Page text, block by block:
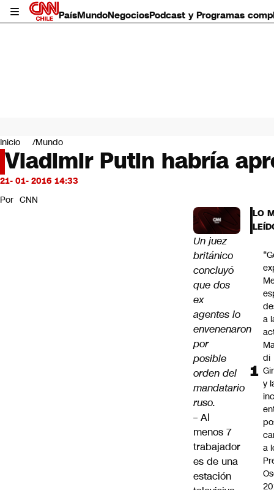
PaísMundoNegociosPodcast y Programas
Mundo
Negocios
Deportes
Programas completos
Servicios
Inicio Mundo
Vladimir Putin habría
21- 01- 2016 14:33
Por CNN
Un juez
británico
concluyó
que dos
ex
agentes lo
envenenaron
por
posible
orden del
mandatario
ruso.
– Al
menos 7
trabajador
es de una
estación
LO
a
di
y
a